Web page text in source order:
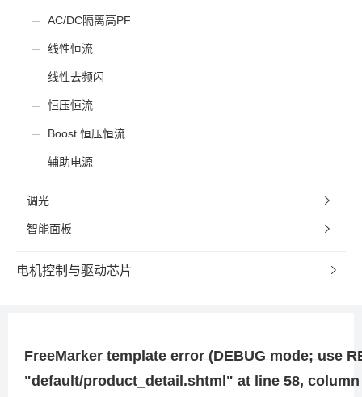
AC/DC隔离高PF
线性恒流
线性去频闪
恒压恒流
Boost 恒压恒流
辅助电源
调光
智能面板
电机控制与驱动芯片
FreeMarker template error (DEBUG mode; use
"default/product_detail.shtml" at line 58,